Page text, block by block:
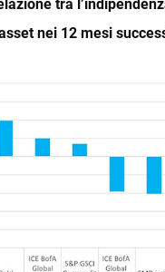
tra
nei 12 mesi